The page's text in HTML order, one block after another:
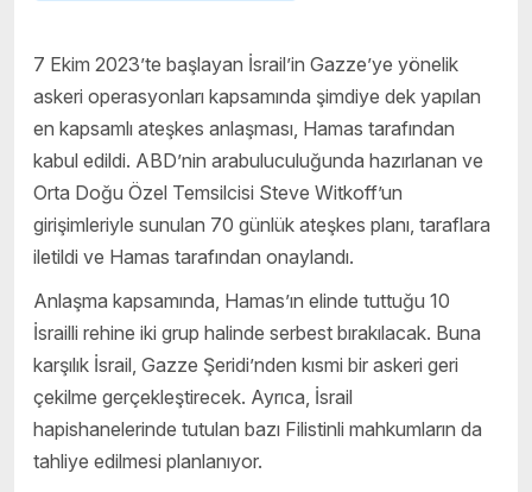
7 Ekim 2023’te başlayan İsrail’in Gazze’ye yönelik
askeri operasyonları kapsamında şimdiye dek yapılan
en kapsamlı ateşkes anlaşması, Hamas tarafından
kabul edildi. ABD’nin arabuluculuğunda hazırlanan ve
Orta Doğu Özel Temsilcisi Steve Witkoff’un
girişimleriyle sunulan 70 günlük ateşkes planı, taraflara
iletildi ve Hamas tarafından onaylandı.
Anlaşma kapsamında, Hamas’ın elinde tuttuğu 10
İsrailli rehine iki grup halinde serbest bırakılacak. Buna
karşılık İsrail, Gazze Şeridi’nden kısmi bir askeri geri
çekilme gerçekleştirecek. Ayrıca, İsrail
hapishanelerinde tutulan bazı Filistinli mahkumların da
tahliye edilmesi planlanıyor.